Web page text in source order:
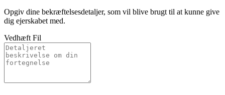
Opgiv dine bekræftelsesdetaljer, som vil blive brugt til at kunne give
dig ejerskabet med.
Vedhæft Fil